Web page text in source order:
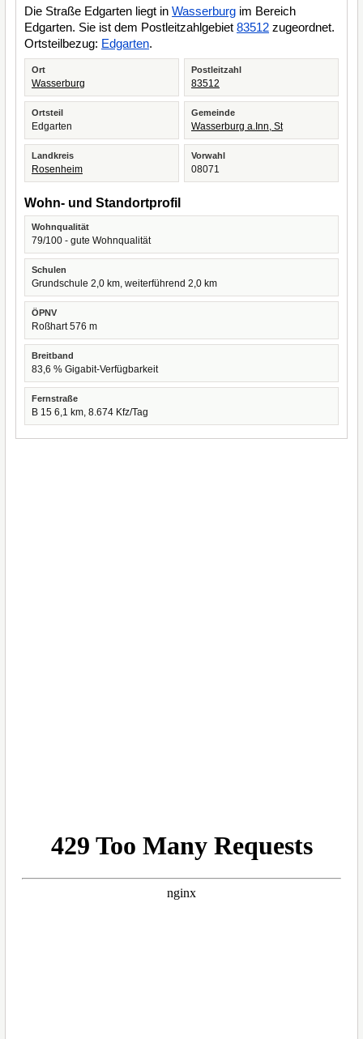
Die Straße Edgarten liegt in Wasserburg im Bereich
Edgarten. Sie ist dem Postleitzahlgebiet 83512 zugeordnet.
Ortsteilbezug: Edgarten.
Ort
Wasserburg
Postleitzahl
83512
Ortsteil
Edgarten
Gemeinde
Wasserburg a.Inn, St
Landkreis
Rosenheim
Vorwahl
08071
Wohn- und Standortprofil
Wohnqualität
79/100 - gute Wohnqualität
Schulen
Grundschule 2,0 km, weiterführend 2,0 km
ÖPNV
Roßhart 576 m
Breitband
83,6 % Gigabit-Verfügbarkeit
Fernstraße
B 15 6,1 km, 8.674 Kfz/Tag